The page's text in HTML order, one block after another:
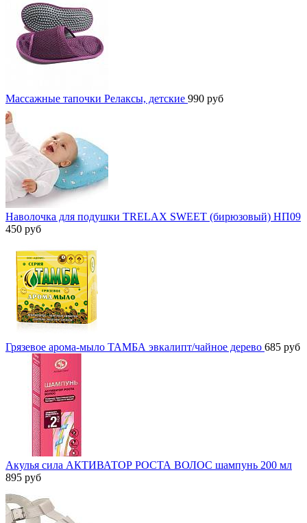
Массажные тапочки Релаксы, детские 990 руб
Наволочка для подушки TRELAX SWEET (бирюзовый) НП09
450 руб
Грязевое арома-мыло ТАМБА эвкалипт/чайное дерево 685 руб
Акулья сила АКТИВАТОР РОСТА ВОЛОС шампунь 200 мл
895 руб